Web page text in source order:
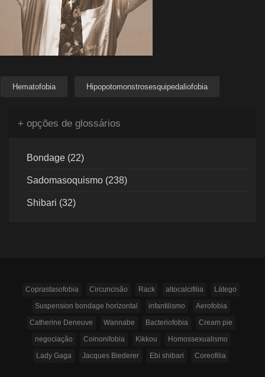
Hematofobia Hipopotomonstrosesquipedaliofobia
+ opções de glossários
Bondage (22)
Sadomasoquismo (238)
Shibari (32)
Coprastasofobia Circuncisão Rack altocalcifilia
Látego
Suspension bondage horizontal
infantilismo
Aerofobia
Catherine Deneuve
Wannabe Bacteriofobia
Cream pie
negociação
Coinonifobia Kikkou
Homossexualismo
Lady Gaga
Jacques Biederer Ebi shibari Coreofilia